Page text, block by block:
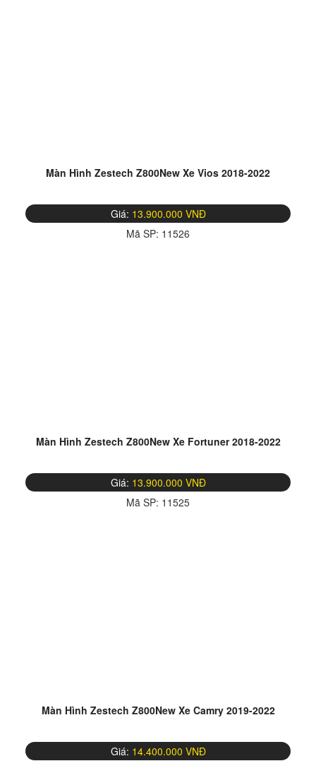
Màn Hình Zestech Z800New Xe Vios 2018-2022
Giá: 13.900.000 VNĐ
Mã SP: 11526
Màn Hình Zestech Z800New Xe Fortuner 2018-2022
Giá: 13.900.000 VNĐ
Mã SP: 11525
Màn Hình Zestech Z800New Xe Camry 2019-2022
Giá: 14.400.000 VNĐ